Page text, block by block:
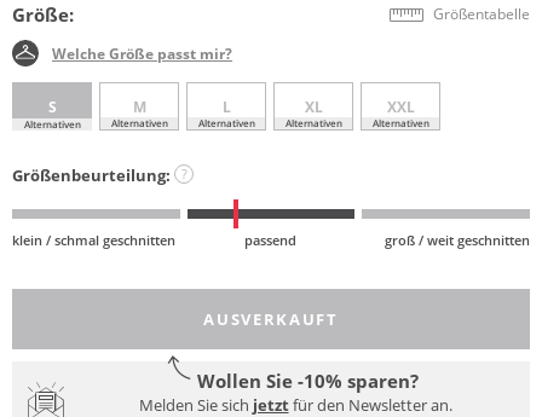
Größe: Größentabelle
Welche Größe passt mir?
S
Alternativen
M
Alternativen
L
Alternativen
XL
Alternativen
XXL
Alternativen
Größenbeurteilung: ?
klein / schmal geschnitten passend groß / weit geschnitten
AUSVERKAUFT
Wollen Sie -10% sparen?
Melden Sie sich jetztfür den Newsletter an.